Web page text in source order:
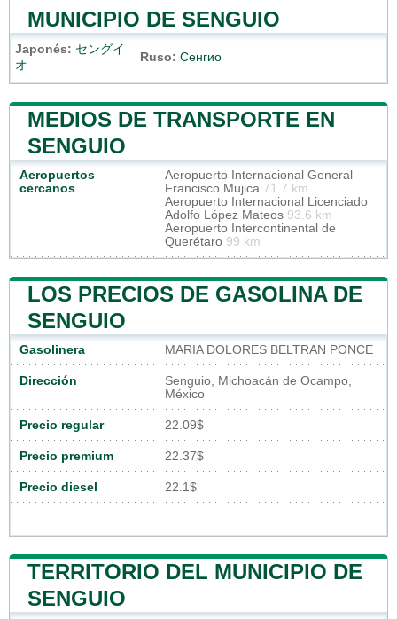
MUNICIPIO DE SENGUIO
Japonés: セングイ
オ
Ruso: Сенгио
MEDIOS DE TRANSPORTE EN
SENGUIO
Aeropuertos
cercanos
Aeropuerto Internacional General
Francisco Mujica 71.7 km
Aeropuerto Internacional Licenciado
Adolfo López Mateos 93.6 km
Aeropuerto Intercontinental de
Querétaro 99 km
LOS PRECIOS DE GASOLINA DE
SENGUIO
Gasolinera MARIA DOLORES BELTRAN PONCE
Dirección
Senguio, Michoacán de Ocampo,
México
Precio regular 22.09$
Precio premium 22.37$
Precio diesel 22.1$
TERRITORIO DEL MUNICIPIO DE
SENGUIO